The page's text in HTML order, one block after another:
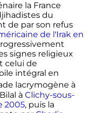
la France
du
de par son refus
de l'Irak en
signes religieux
celui de
intégral en
lacrymogène à
à Clichy-sous-
2005, puis la